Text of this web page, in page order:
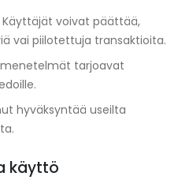
voivat päättää,
vai piilotettuja transaktioita.
tarjoavat
hyväksyntää useilta
käyttö